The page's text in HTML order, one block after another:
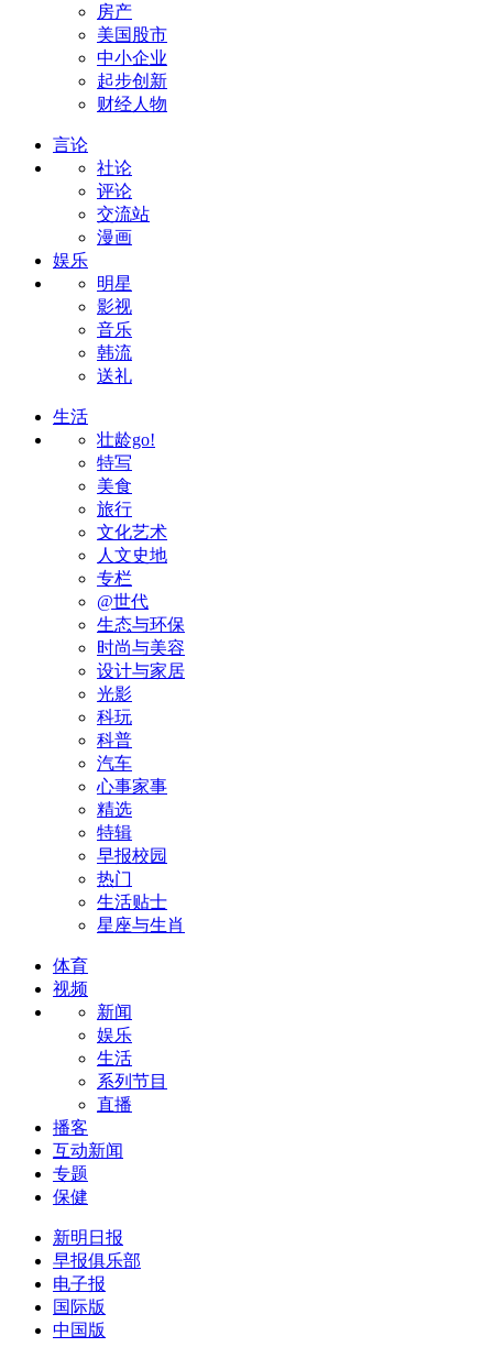
房产
美国股市
中小企业
起步创新
财经人物
言论
社论
评论
交流站
漫画
娱乐
明星
影视
音乐
韩流
送礼
生活
壮龄go!
特写
美食
旅行
文化艺术
人文史地
专栏
@世代
生态与环保
时尚与美容
设计与家居
光影
科玩
科普
汽车
心事家事
精选
特辑
早报校园
热门
生活贴士
星座与生肖
体育
视频
新闻
娱乐
生活
系列节目
直播
播客
互动新闻
专题
保健
新明日报
早报俱乐部
电子报
国际版
中国版